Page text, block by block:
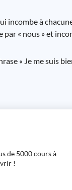
à
« nous » et
« Je me suis
de 5000 cours à
!